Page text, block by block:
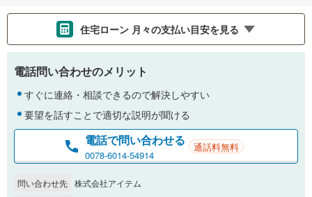
住宅ローン 月々の支払い目安を見る
支払いの目安をシミュレーションすることができます。
金利
0.01%
電話問い合わせのメリット
すぐに連絡・相談できるので解決しやすい
要望を話すことで適切な説明が聞ける
電話で問い合わせる
0078-6014-54914
通話料無料
問い合わせ先 株式会社アイテム